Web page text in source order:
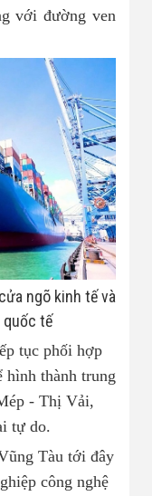
với đường ven
ngõ kinh tế và
tế
tục phối hợp
hình thành trung
- Thị Vải,
tự do.
Tàu tới đây
công nghệ